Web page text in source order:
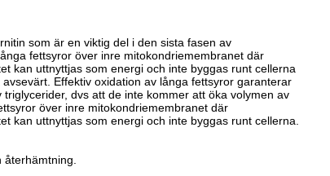
som är en viktig del i den sista fasen av
fettsyror över inre mitokondriemembranet där
kan uttnyttjas som energi och inte byggas runt cellerna
Effektiv oxidation av långa fettsyror garanterar
triglycerider, dvs att de inte kommer att öka volymen av
över inre mitokondriemembranet där
kan uttnyttjas som energi och inte byggas runt cellerna.